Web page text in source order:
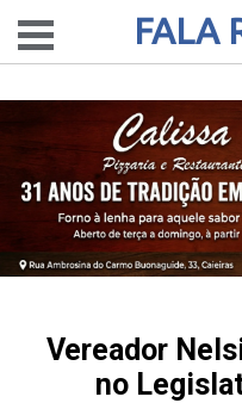
FALA
Vereador
no